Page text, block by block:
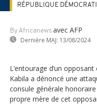
By Africanews avec AFP
Dernière MAJ: 13/08/2024
RÉPUBLIQUE
L’entourage d’un
Kabila a dénoncé une
consule générale
propre mère de cet